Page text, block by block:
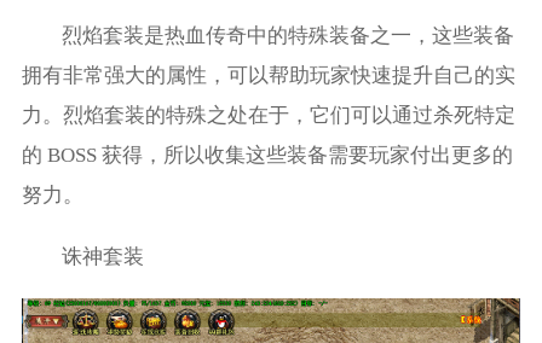
烈焰套装是热血传奇中的特殊装备之一，这些装备
拥有非常强大的属性，可以帮助玩家快速提升自己的实
力。烈焰套装的特殊之处在于，它们可以通过杀死特定
的 BOSS 获得，所以收集这些装备需要玩家付出更多的
努力。
诛神套装